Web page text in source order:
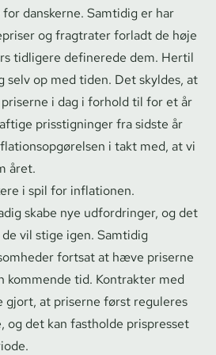
danskerne. Samtidig er har
og fragtrater forladt de høje
tidligere definerede dem. Hertil
selv op med tiden. Det skyldes, at
i dag i forhold til for et år
prisstigninger fra sidste år
i takt med, at vi
året.
i spil for inflationen.
skabe nye udfordringer, og det
vil stige igen. Samtidig
fortsat at hæve priserne
kommende tid. Kontrakter med
gjort, at priserne først reguleres
og det kan fastholde prispresset